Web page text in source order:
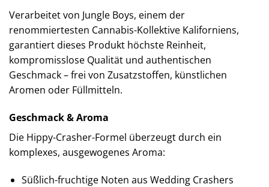
Verarbeitet von Jungle Boys, einem der
renommiertesten Cannabis-Kollektive Kaliforniens,
garantiert dieses Produkt höchste Reinheit,
kompromisslose Qualität und authentischen
Geschmack – frei von Zusatzstoffen, künstlichen
Aromen oder Füllmitteln.
Geschmack & Aroma
Die Hippy-Crasher-Formel überzeugt durch ein
komplexes, ausgewogenes Aroma:
Süßlich-fruchtige Noten aus Wedding Crashers